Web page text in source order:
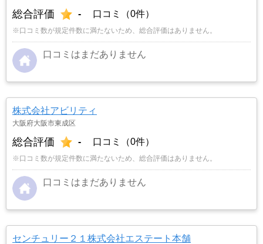
総合評価 - 口コミ（0件）
※口コミ数が規定件数に満たないため、総合評価はありません。
口コミはまだありません
株式会社アビリティ
大阪府大阪市東成区
総合評価 - 口コミ（0件）
※口コミ数が規定件数に満たないため、総合評価はありません。
口コミはまだありません
センチュリー２１株式会社エステート本舗